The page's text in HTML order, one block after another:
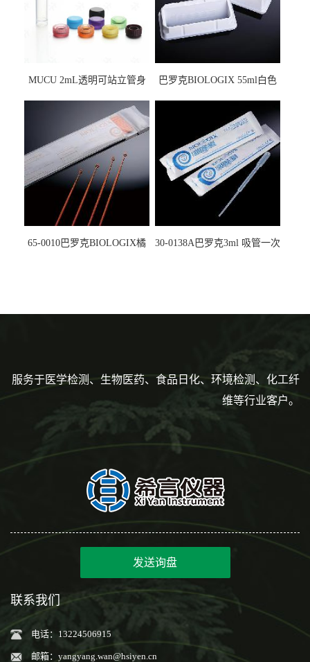
MUCU 2mL透明可站立管身
巴罗克BIOLOGIX 55ml白色
马射线灭菌25-0051
65-0010巴罗克BIOLOGIX橘
30-0138A巴罗克3ml 吸管一次
服务于医学检测、生物医药、食品日化、环境检测、化工纤
维等行业客户。
发送询盘
联系我们
电话：13224506915
邮箱： yangyang.wan@hsiyen.cn